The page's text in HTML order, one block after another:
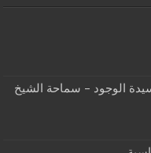
عليها السلام/5سيدة الوجود – سماحة الشيخ